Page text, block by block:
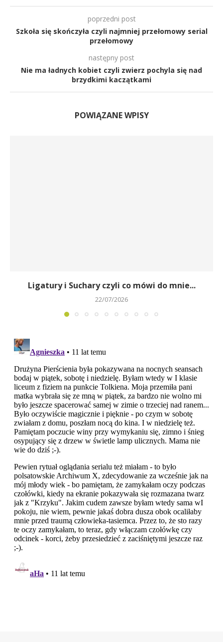
poprzedni post
Szkoła się skończyła czyli najmniej przełomowy serial
przełomowy
następny post
Nie ma ładnych kobiet czyli zwierz pochyla się nad
brzydkimi kaczątkami
POWIĄZANE WPISY
Ligatury i Suchary czyli co mówi do mnie...
22/07/2026